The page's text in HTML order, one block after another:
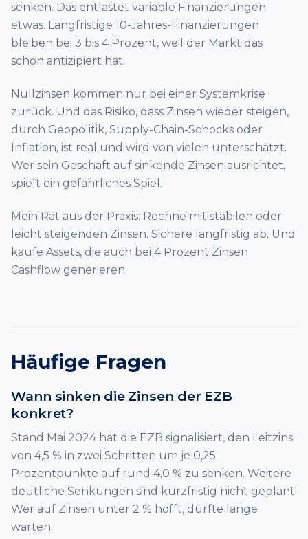
senken. Das entlastet variable Finanzierungen
etwas. Langfristige 10-Jahres-Finanzierungen
bleiben bei 3 bis 4 Prozent, weil der Markt das
schon antizipiert hat.
Nullzinsen kommen nur bei einer Systemkrise
zurück. Und das Risiko, dass Zinsen wieder steigen,
durch Geopolitik, Supply-Chain-Schocks oder
Inflation, ist real und wird von vielen unterschätzt.
Wer sein Geschäft auf sinkende Zinsen ausrichtet,
spielt ein gefährliches Spiel.
Mein Rat aus der Praxis: Rechne mit stabilen oder
leicht steigenden Zinsen. Sichere langfristig ab. Und
kaufe Assets, die auch bei 4 Prozent Zinsen
Cashflow generieren.
Häufige Fragen
Wann sinken die Zinsen der EZB
konkret?
Stand Mai 2024 hat die EZB signalisiert, den Leitzins
von 4,5 % in zwei Schritten um je 0,25
Prozentpunkte auf rund 4,0 % zu senken. Weitere
deutliche Senkungen sind kurzfristig nicht geplant.
Wer auf Zinsen unter 2 % hofft, dürfte lange
warten.